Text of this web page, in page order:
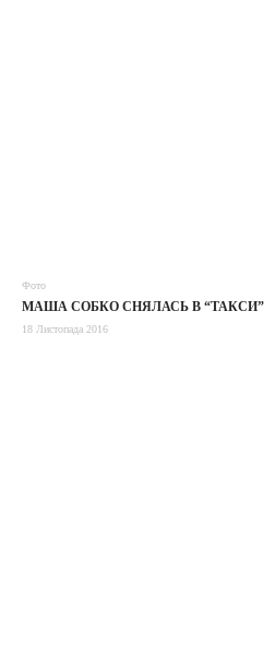
Фото
МАША СОБКО СНЯЛАСЬ В “ТАКСИ”
18 Листопада 2016